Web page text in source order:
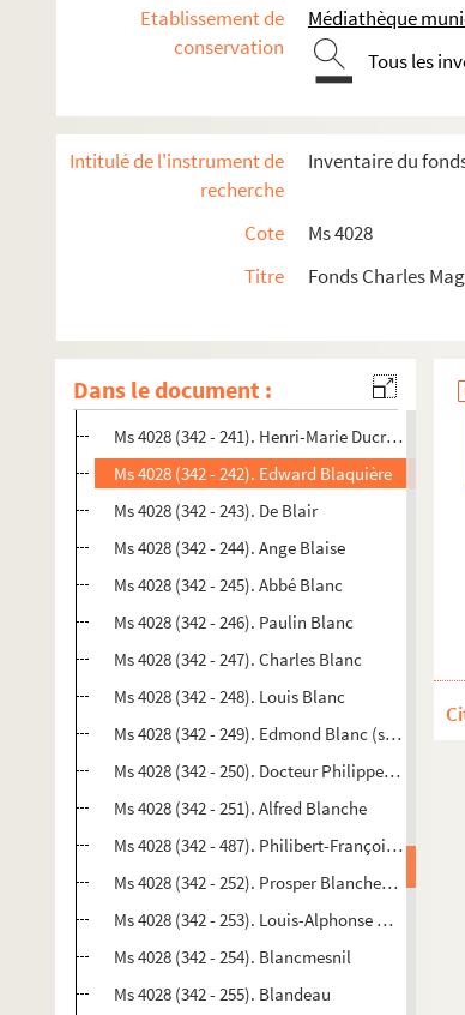
Etablissement de
conservation
Médiathèque
Tous les
Intitulé de l'instrument de
recherche
Inventaire du
Cote
Ms 4028
Titre
Fonds Charles
Dans le document :
Ms 4028 (342 - 230). Bignon (probablement
Ms 4028 (342 - 231). Louis Pierre Édouard
Ms 4028 (342 - 233). René Billard
Ms 4028 (342 - 234). Billet (imprimeur)
Ms 4028 (342 - 237). Jacques Philippe Marie
Ms 4028 (342 - 239). Hippolyte Bis
Ms 4028 (342 - 240). Alexandre Bixio
Ms 4028 (342 - 241). Henri-Marie Ducrotay de
Ms 4028 (342 - 242). Edward Blaquière
Ms 4028 (342 - 243). De Blair
Ms 4028 (342 - 244). Ange Blaise
Ms 4028 (342 - 245). Abbé Blanc
Ms 4028 (342 - 246). Paulin Blanc
Ms 4028 (342 - 247). Charles Blanc
Ms 4028 (342 - 248). Louis Blanc
Ms 4028 (342 - 249). Edmond Blanc (secrétaire
Ms 4028 (342 - 250). Docteur Philippe
Ms 4028 (342 - 251). Alfred Blanche
Ms 4028 (342 - 487). Philibert-François Rouxel
Ms 4028 (342 - 252). Prosper Blanchemain
Ms 4028 (342 - 253). Louis-Alphonse Blanchet
Ms 4028 (342 - 254). Blancmesnil
Ms 4028 (342 - 255). Blandeau